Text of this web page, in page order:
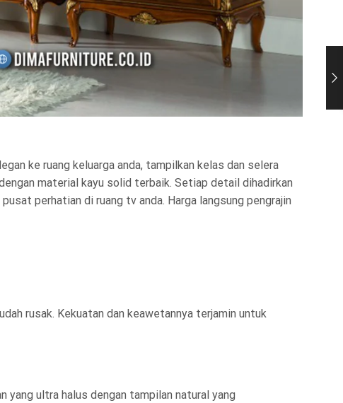
ke ruang keluarga anda, tampilkan kelas dan selera
material kayu solid terbaik. Setiap detail dihadirkan
perhatian di ruang tv anda. Harga langsung pengrajin
rusak. Kekuatan dan keawetannya terjamin untuk
yang ultra halus dengan tampilan natural yang